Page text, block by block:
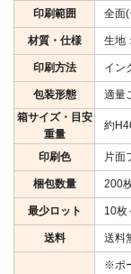
印刷範囲 全面
材質・仕様 生地
印刷方法 イン
包装形態
適量
箱サイズ・目安
重量
約
印刷色 片面
梱包数量 200
最少ロット 10枚
送料 送料
※ポ